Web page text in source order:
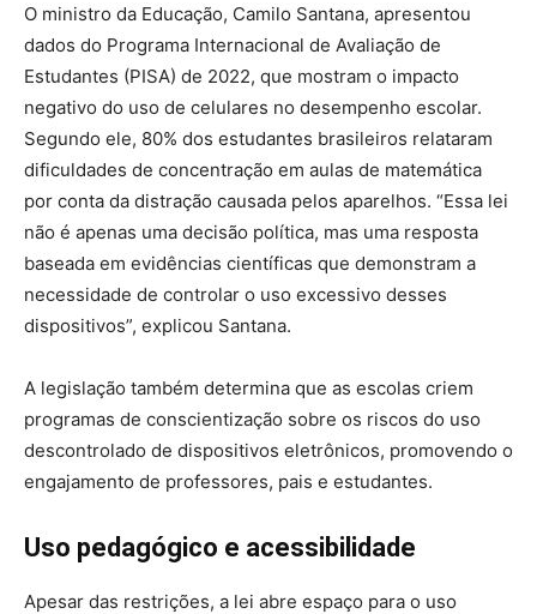
O ministro da Educação, Camilo Santana, apresentou
dados do Programa Internacional de Avaliação de
Estudantes (PISA) de 2022, que mostram o impacto
negativo do uso de celulares no desempenho escolar.
Segundo ele, 80% dos estudantes brasileiros relataram
dificuldades de concentração em aulas de matemática
por conta da distração causada pelos aparelhos. “Essa lei
não é apenas uma decisão política, mas uma resposta
baseada em evidências científicas que demonstram a
necessidade de controlar o uso excessivo desses
dispositivos”, explicou Santana.
A legislação também determina que as escolas criem
programas de conscientização sobre os riscos do uso
descontrolado de dispositivos eletrônicos, promovendo o
engajamento de professores, pais e estudantes.
Uso pedagógico e acessibilidade
Apesar das restrições, a lei abre espaço para o uso